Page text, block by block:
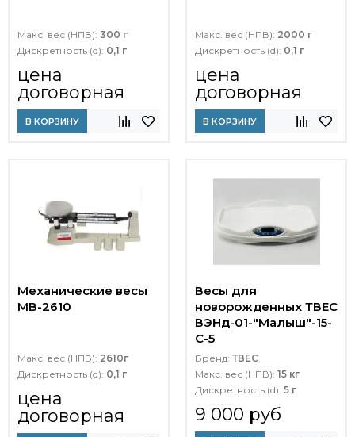
Макс. вес (НПВ): 300 г
Дискретность (d): 0,1 г
цена
договорная
В КОРЗИНУ
Макс. вес (НПВ): 2000 г
Дискретность (d): 0,1 г
цена
договорная
В КОРЗИНУ
Механические весы
МВ-2610
Макс. вес (НПВ): 2610г
Дискретность (d): 0,1 г
цена
договорная
Весы для
новорожденных ТВЕС
ВЭНд-01-"Малыш"-15-
С-5
Бренд: ТВЕС
Макс. вес (НПВ): 15 кг
Дискретность (d): 5 г
9 000 руб